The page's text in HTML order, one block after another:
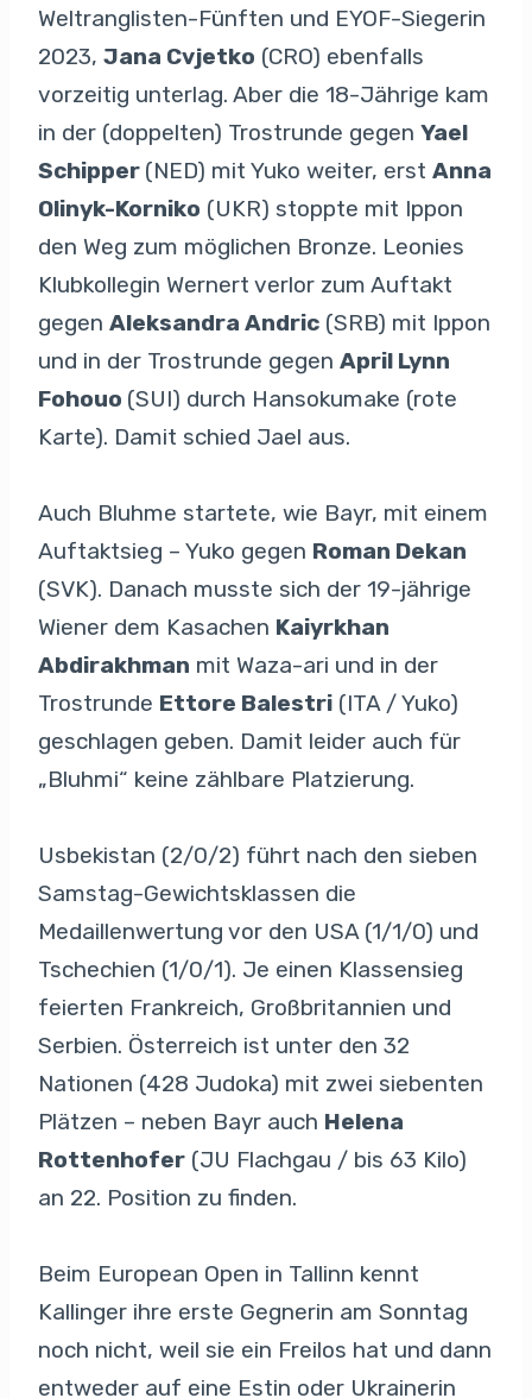
Weltranglisten-Fünften und EYOF-Siegerin
2023, Jana Cvjetko (CRO) ebenfalls
vorzeitig unterlag. Aber die 18-Jährige kam
in der (doppelten) Trostrunde gegen Yael
Schipper (NED) mit Yuko weiter, erst Anna
Olinyk-Korniko (UKR) stoppte mit Ippon
den Weg zum möglichen Bronze. Leonies
Klubkollegin Wernert verlor zum Auftakt
gegen Aleksandra Andric (SRB) mit Ippon
und in der Trostrunde gegen April Lynn
Fohouo (SUI) durch Hansokumake (rote
Karte). Damit schied Jael aus.
Auch Bluhme startete, wie Bayr, mit einem
Auftaktsieg – Yuko gegen Roman Dekan
(SVK). Danach musste sich der 19-jährige
Wiener dem Kasachen Kaiyrkhan
Abdirakhman mit Waza-ari und in der
Trostrunde Ettore Balestri (ITA / Yuko)
geschlagen geben. Damit leider auch für
„Bluhmi“ keine zählbare Platzierung.
Usbekistan (2/0/2) führt nach den sieben
Samstag-Gewichtsklassen die
Medaillenwertung vor den USA (1/1/0) und
Tschechien (1/0/1). Je einen Klassensieg
feierten Frankreich, Großbritannien und
Serbien. Österreich ist unter den 32
Nationen (428 Judoka) mit zwei siebenten
Plätzen – neben Bayr auch Helena
Rottenhofer (JU Flachgau / bis 63 Kilo)
an 22. Position zu finden.
Beim European Open in Tallinn kennt
Kallinger ihre erste Gegnerin am Sonntag
noch nicht, weil sie ein Freilos hat und dann
entweder auf eine Estin oder Ukrainerin